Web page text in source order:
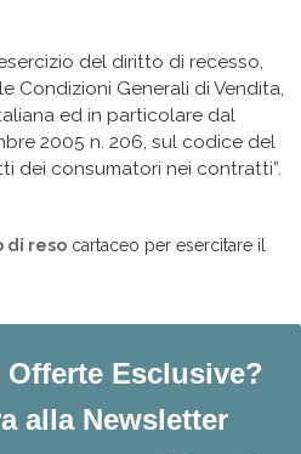
del diritto di recesso,
Condizioni Generali di Vendita,
ed in particolare dal
2005 n. 206, sul codice del
dei consumatori nei contratti”.
di reso cartaceo per esercitare il
Offerte Esclusive?
alla Newsletter